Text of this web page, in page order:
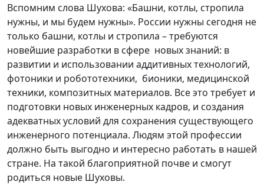
Вспомним слова Шухова: «Башни, котлы, стропила
нужны, и мы будем нужны». России нужны сегодня не
только башни, котлы и стропила – требуются
новейшие разработки в сфере новых знаний: в
развитии и использовании аддитивных технологий,
фотоники и робототехники, бионики, медицинской
техники, композитных материалов. Все это требует и
подготовки новых инженерных кадров, и создания
адекватных условий для сохранения существующего
инженерного потенциала. Людям этой профессии
должно быть выгодно и интересно работать в нашей
стране. На такой благоприятной почве и смогут
родиться новые Шуховы.